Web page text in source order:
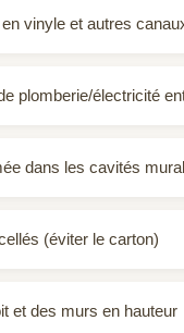
vinyle et autres
plomberie/électricité
dans les cavités
(éviter le carton)
et des murs en hauteur